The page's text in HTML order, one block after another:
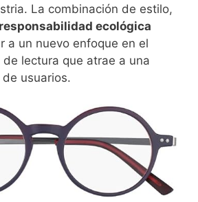
La combinación de estilo,
responsabilidad ecológica
a un nuevo enfoque en el
lectura que atrae a una
usuarios.